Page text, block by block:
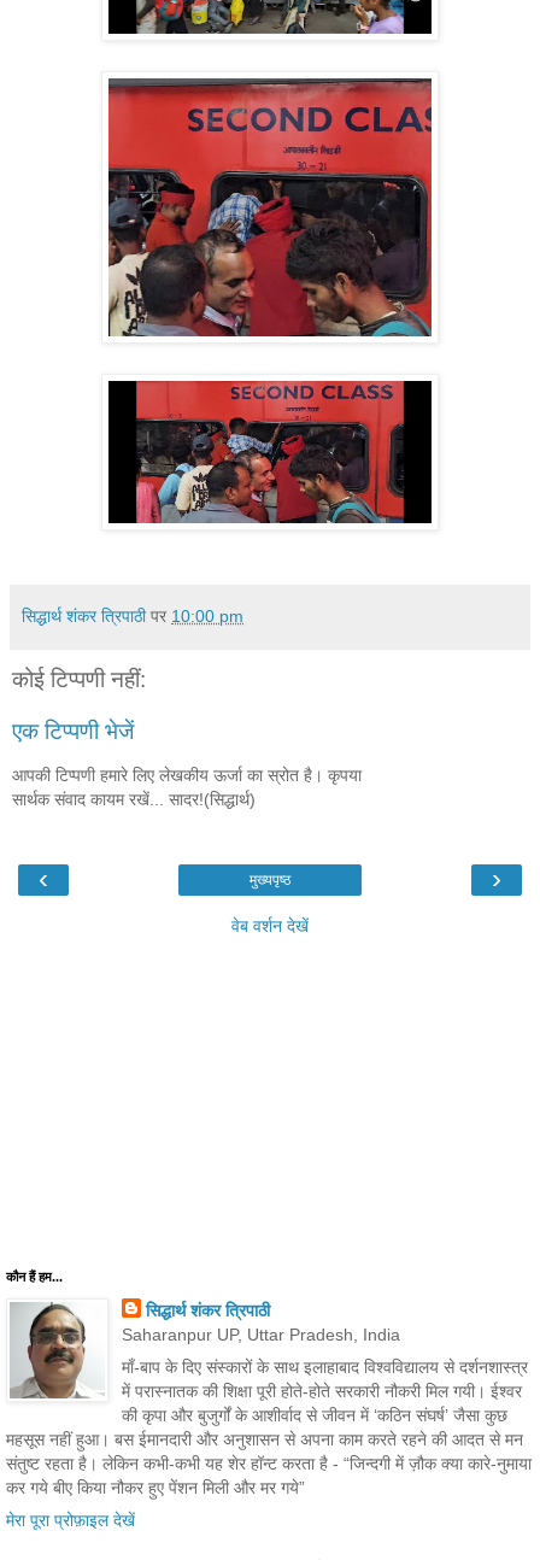
सिद्धार्थ शंकर त्रिपाठी पर 10:00 pm
कोई टिप्पणी नहीं:
एक टिप्पणी भेजें
आपकी टिप्पणी हमारे लिए लेखकीय ऊर्जा का स्रोत है। कृपया
सार्थक संवाद कायम रखें... सादर!(सिद्धार्थ)
‹ ›
मुख्यपृष्ठ
वेब वर्शन देखें
कौन हैं हम...
सिद्धार्थ शंकर त्रिपाठी
Saharanpur UP, Uttar Pradesh, India
माँ-बाप के दिए संस्कारों के साथ इलाहाबाद विश्वविद्यालय से दर्शनशास्त्र
में परास्नातक की शिक्षा पूरी होते-होते सरकारी नौकरी मिल गयी। ईश्वर
की कृपा और बुजुर्गों के आशीर्वाद से जीवन में ‘कठिन संघर्ष’ जैसा कुछ
महसूस नहीं हुआ। बस ईमानदारी और अनुशासन से अपना काम करते रहने की आदत से मन
संतुष्ट रहता है। लेकिन कभी-कभी यह शेर हॉन्ट करता है - “जिन्दगी में ज़ौक क्या कारे-नुमाया
कर गये बीए किया नौकर हुए पेंशन मिली और मर गये”
मेरा पूरा प्रोफ़ाइल देखें